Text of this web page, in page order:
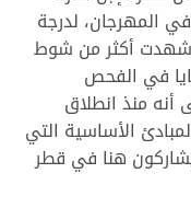
المهرجان، لدرجة
شهدت أكثر من شوط
في الفحص
منذ انطلاق
الأساسية التي
يشاركون هنا في قطر